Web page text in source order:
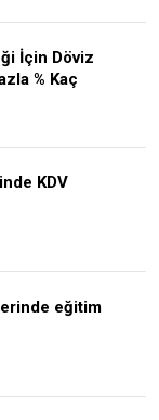
İçin Döviz
% Kaç
KDV
eğitim